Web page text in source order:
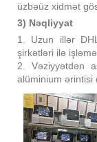
üzbəüz xidmət
3) Nəqliyyat
1. Uzun illər
şirkətləri ilə
2. Vəziyyətdən
alüminium ərintisi